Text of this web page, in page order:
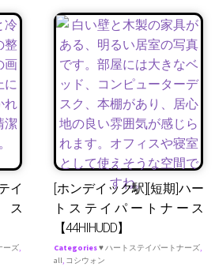
イ
ーズ,
[ホンデイック駅][短期]ハー
トステイパートナース
【44HIHUDD】
Categories♥ ハートステイパートナーズ,
all, コシウォン